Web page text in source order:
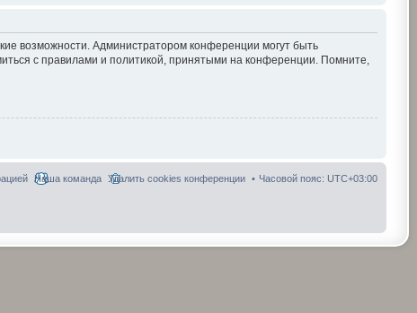
возможности. Администратором конференции могут быть
с правилами и политикой, принятыми на конференции. Помните,
Часовой пояс: UTC+03:00
Удалить cookies конференции
Наша команда